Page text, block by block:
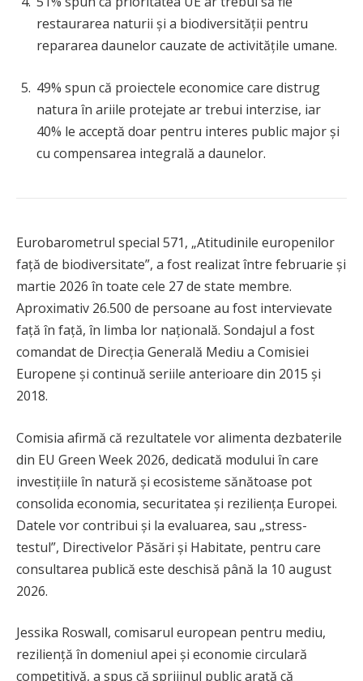
restaurarea naturii și a biodiversității pentru
repararea daunelor cauzate de activitățile umane.
49% spun că proiectele economice care distrug
natura în ariile protejate ar trebui interzise, iar
40% le acceptă doar pentru interes public major și
cu compensarea integrală a daunelor.
Eurobarometrul special 571, „Atitudinile europenilor
față de biodiversitate”, a fost realizat între februarie și
martie 2026 în toate cele 27 de state membre.
Aproximativ 26.500 de persoane au fost intervievate
față în față, în limba lor națională. Sondajul a fost
comandat de Direcția Generală Mediu a Comisiei
Europene și continuă seriile anterioare din 2015 și
2018.
Comisia afirmă că rezultatele vor alimenta dezbaterile
din EU Green Week 2026, dedicată modului în care
investițiile în natură și ecosisteme sănătoase pot
consolida economia, securitatea și reziliența Europei.
Datele vor contribui și la evaluarea, sau „stress-
testul”, Directivelor Păsări și Habitate, pentru care
consultarea publică este deschisă până la 10 august
2026.
Jessika Roswall, comisarul european pentru mediu,
reziliență în domeniul apei și economie circulară
competitivă, a spus că sprijinul public arată că